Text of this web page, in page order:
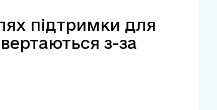
підтримки для
з-за